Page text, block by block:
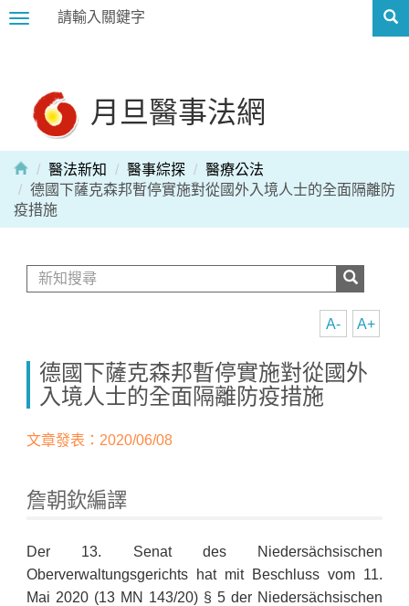
Toggle
月旦醫事法網
醫法新知 醫事綜探
醫療公法
德國下薩克森邦暫停實施對從國外入境人士的全面隔離防
疫措施
A+
A-
德國下薩克森邦暫停實施對從國外
入境人士的全面隔離防疫措施
文章發表：2020/06/08
詹朝欽編譯
Der 13. Senat des Niedersächsischen
Oberverwaltungsgerichts hat mit Beschluss vom 11.
Mai 2020 (13 MN 143/20) § 5 der Niedersächsischen